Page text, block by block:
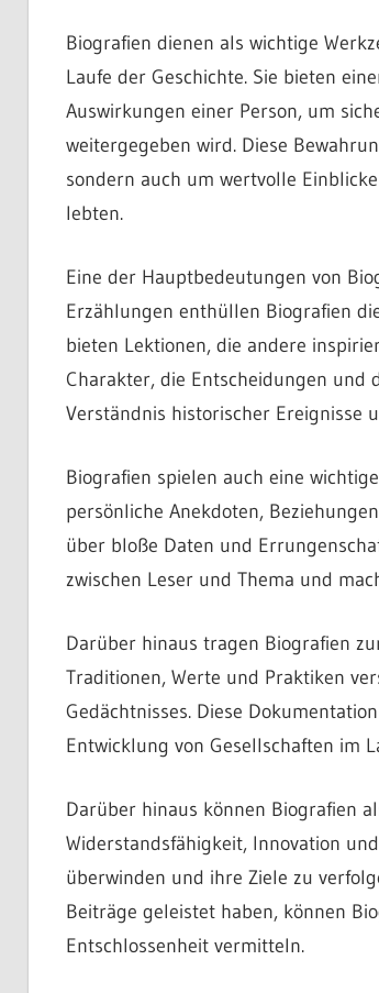
Biografien dienen als wichtige
Laufe der Geschichte. Sie bieten
Auswirkungen einer Person, um
weitergegeben wird. Diese
sondern auch um wertvolle
lebten.
Eine der Hauptbedeutungen von
Erzählungen enthüllen Biografien
bieten Lektionen, die andere
Charakter, die Entscheidungen und
Verständnis historischer Ereignisse
Biografien spielen auch eine
persönliche Anekdoten,
über bloße Daten und
zwischen Leser und Thema und
Darüber hinaus tragen Biografien
Traditionen, Werte und Praktiken
Gedächtnisses. Diese
Entwicklung von Gesellschaften im
Darüber hinaus können Biografien
Widerstandsfähigkeit, Innovation
überwinden und ihre Ziele zu
Beiträge geleistet haben, können
Entschlossenheit vermitteln.